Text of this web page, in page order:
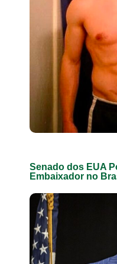
Senado dos EUA
Embaixador no